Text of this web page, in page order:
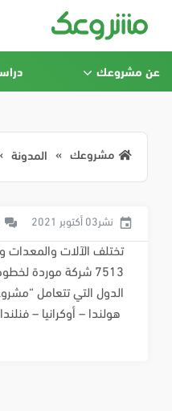
عن مشروعك
مشروعك المدونة
نشر03 أكتوبر 2021
تختلف الآلات والمعدات
7513 شركة موردة
الدول التي تتعامل
هولندا – أوكرانيا –